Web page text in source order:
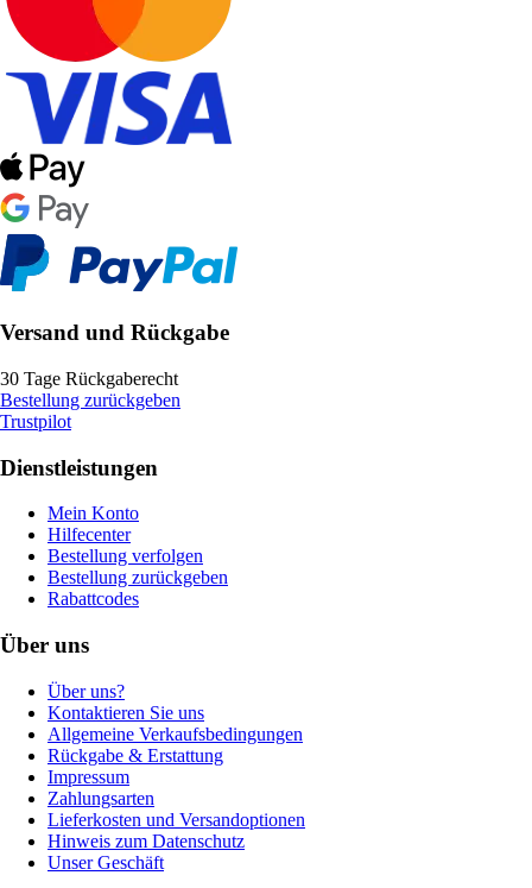
Versand und Rückgabe
30 Tage Rückgaberecht
Bestellung zurückgeben
Trustpilot
Dienstleistungen
Mein Konto
Hilfecenter
Bestellung verfolgen
Bestellung zurückgeben
Rabattcodes
Über uns
Über uns?
Kontaktieren Sie uns
Allgemeine Verkaufsbedingungen
Rückgabe & Erstattung
Impressum
Zahlungsarten
Lieferkosten und Versandoptionen
Hinweis zum Datenschutz
Unser Geschäft